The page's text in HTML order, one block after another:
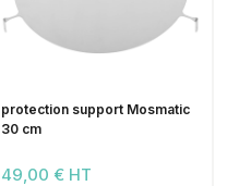
protection support Mosmatic
30 cm
49,00 € HT